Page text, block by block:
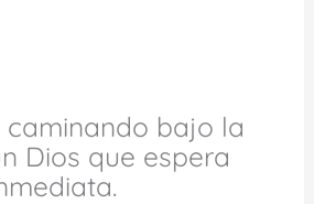
caminando bajo la
Dios que espera